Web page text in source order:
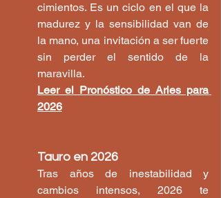
cimientos. Es un ciclo en el que la
madurez y la sensibilidad van de
la mano, una invitación a ser fuerte
sin perder el sentido de la
maravilla.
Leer el Pronóstico de Aries para
2026
Tauro en 2026
Tras años de inestabilidad y
cambios intensos, 2026 te